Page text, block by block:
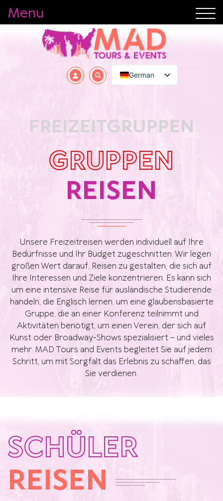
Menu
German
FREIZEITGRUPPEN
GRUPPEN
REISEN
Unsere Freizeitreisen werden individuell auf Ihre
Bedürfnisse und Ihr Budget zugeschnitten. Wir legen
großen Wert darauf, Reisen zu gestalten, die sich auf
Ihre Interessen und Ziele konzentrieren. Es kann sich
um eine intensive Reise für ausländische Studierende
handeln, die Englisch lernen, um eine glaubensbasierte
Gruppe, die an einer Konferenz teilnimmt und
Aktivitäten benötigt, um einen Verein, der sich auf
Kunst oder Broadway-Shows spezialisiert – und vieles
mehr. MAD Tours and Events begleitet Sie auf jedem
Schritt, um mit Sorgfalt das Erlebnis zu schaffen, das
Sie verdienen.
SCHÜLER
REISEN